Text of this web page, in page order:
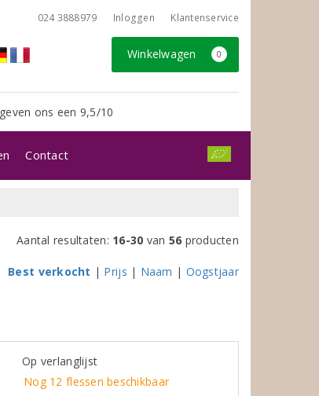
024 3888979 Inloggen Klantenservice
Winkelwagen 0
ons een 9,5/10
Contact
Aantal resultaten: 16-30 van 56 producten
Best verkocht | Prijs | Naam | Oogstjaar
Op verlanglijst
Nog 12 flessen beschikbaar